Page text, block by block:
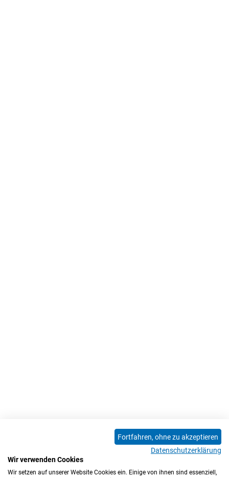
Fortfahren, ohne zu akzeptieren
Datenschutzerklärung
Wir verwenden Cookies
Wir setzen auf unserer Website Cookies ein. Einige von ihnen sind essenziell,